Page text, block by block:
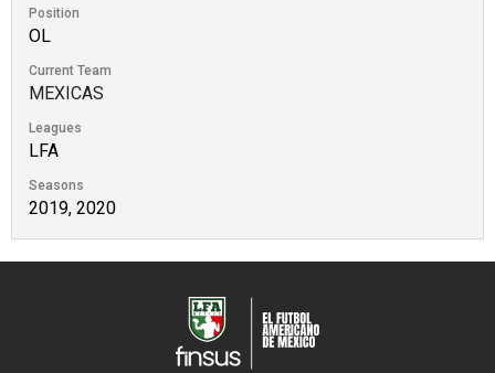
Position
OL
Current Team
MEXICAS
Leagues
LFA
Seasons
2019, 2020